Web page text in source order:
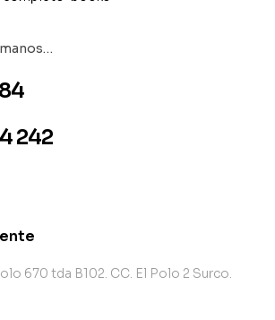
242
670 tda B102. CC. El Polo 2 Surco.